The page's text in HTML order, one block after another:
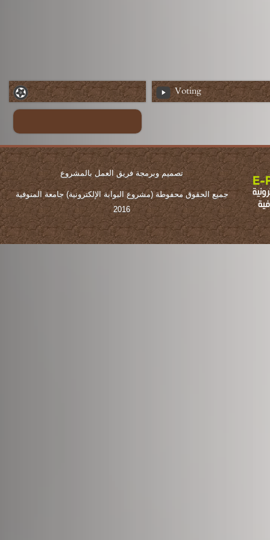
Voting
تصميم وبرمجة فريق العمل بالمشروع
جميع الحقوق محفوطة (مشروع البوابة الإلكترونية) جامعة المنوفية
2016